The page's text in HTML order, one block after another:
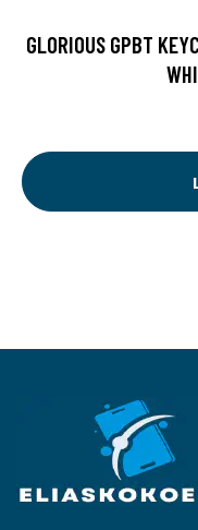
GLORIOUS GPBT